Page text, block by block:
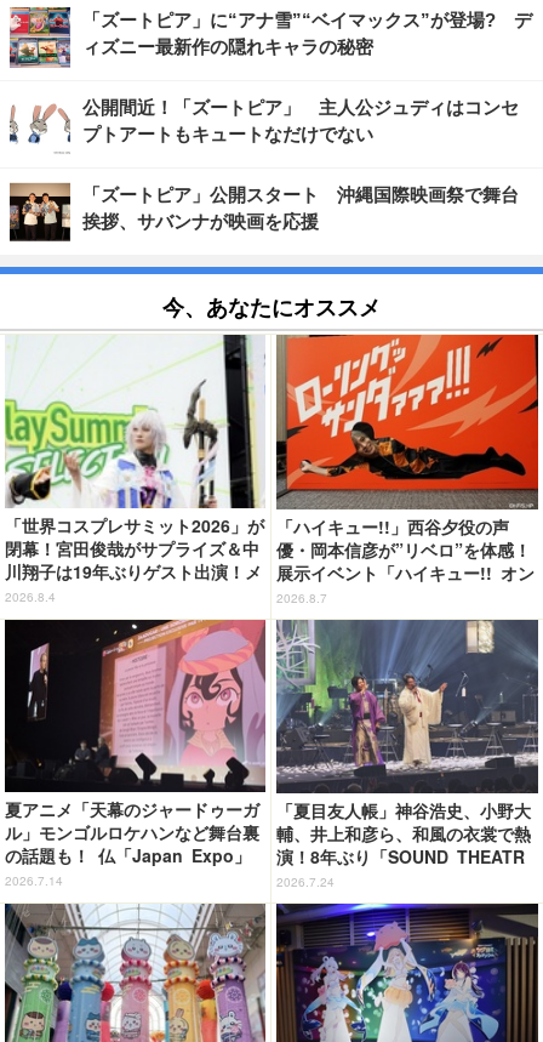
「ズートピア」に“アナ雪”“ベイマックス”が登場? デ
ィズニー最新作の隠れキャラの秘密
公開間近！「ズートピア」 主人公ジュディはコンセ
プトアートもキュートなだけでない
「ズートピア」公開スタート 沖縄国際映画祭で舞台
挨拶、サバンナが映画を応援
今、あなたにオススメ
「世界コスプレサミット2026」が
閉幕！宮田俊哉がサプライズ＆中
川翔子は19年ぶりゲスト出演！メ
イン会場では延べ25万9000人が
来場
2026.8.4
「ハイキュー!!」西谷夕役の声
優・岡本信彦が”リベロ”を体感！
展示イベント「ハイキュー!! オン
ザ コート」東京会場が開幕
2026.8.7
夏アニメ「天幕のジャードゥーガ
ル」モンゴルロケハンなど舞台裏
の話題も！ 仏「Japan Expo」
上映イベントレポ
2026.7.14
「夏目友人帳」神谷浩史、小野大
輔、井上和彦ら、和風の衣裳で熱
演！8年ぶり「SOUND THEATR
E」夜公演レポート
2026.7.24